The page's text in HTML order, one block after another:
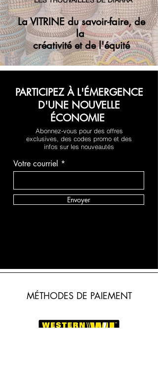
La VITRINE du savoir-faire, de
la
créativité et de l'équité
PARTICIPEZ À L'ÉMERGENCE
D'UNE NOUVELLE
ÉCONOMIE
Abonnez-vous pour des offres
exclusives, des codes promo et des
infos sur les nouveautés
Votre courriel
Envoyer
MÉTHODES DE PAIEMENT